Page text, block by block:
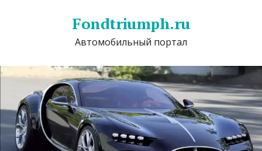
Fondtriumph.ru
Автомобильный портал